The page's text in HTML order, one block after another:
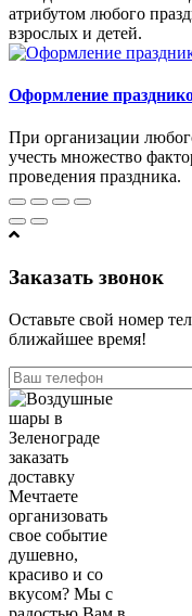
атрибутом любого
взрослых и детей.
Оформление
При организации
учесть множество
проведения праздника.
Заказать звонок
Оставьте свой номер
ближайшее время!
Мечтаете
организовать
свое событие
душевно,
красиво и со
вкусом? Мы с